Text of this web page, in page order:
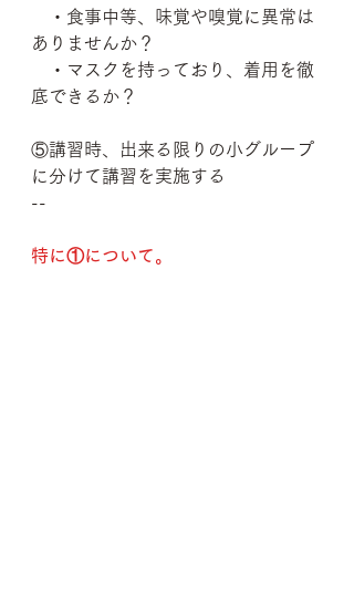
・食事中等、味覚や嗅覚に異常は
ありませんか？
・マスクを持っており、着用を徹
底できるか？
⑤講習時、出来る限りの小グループ
に分けて講習を実施する
--
特に①について。